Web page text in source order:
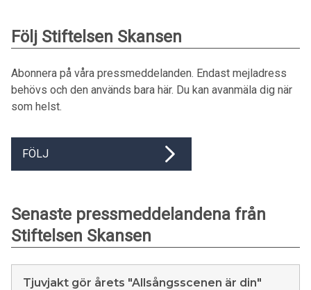
Följ Stiftelsen Skansen
Abonnera på våra pressmeddelanden. Endast mejladress
behövs och den används bara här. Du kan avanmäla dig när
som helst.
FÖLJ
Senaste pressmeddelandena från
Stiftelsen Skansen
Tjuvjakt gör årets "Allsångsscenen är din"